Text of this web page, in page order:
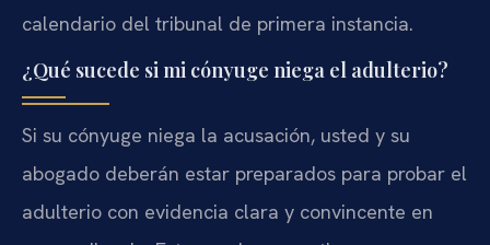
calendario del tribunal de primera instancia.
¿Qué sucede si mi cónyuge niega el adulterio?
Si su cónyuge niega la acusación, usted y su
abogado deberán estar preparados para probar el
adulterio con evidencia clara y convincente en